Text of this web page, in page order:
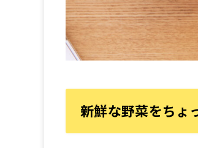
新鮮な野菜をちょ